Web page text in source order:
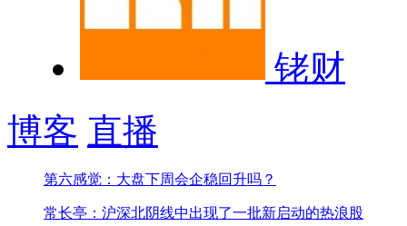
铑财
博客 直播
第六感觉：大盘下周会企稳回升吗？
常长亭：沪深北阴线中出现了一批新启动的热浪股